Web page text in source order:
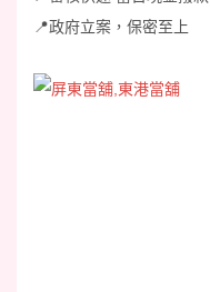
📍政府立案，保密至上